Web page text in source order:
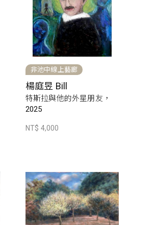
非池中線上藝廊
楊庭昱 Bill
特斯拉與他的外星朋友，
2025
NT$ 4,000